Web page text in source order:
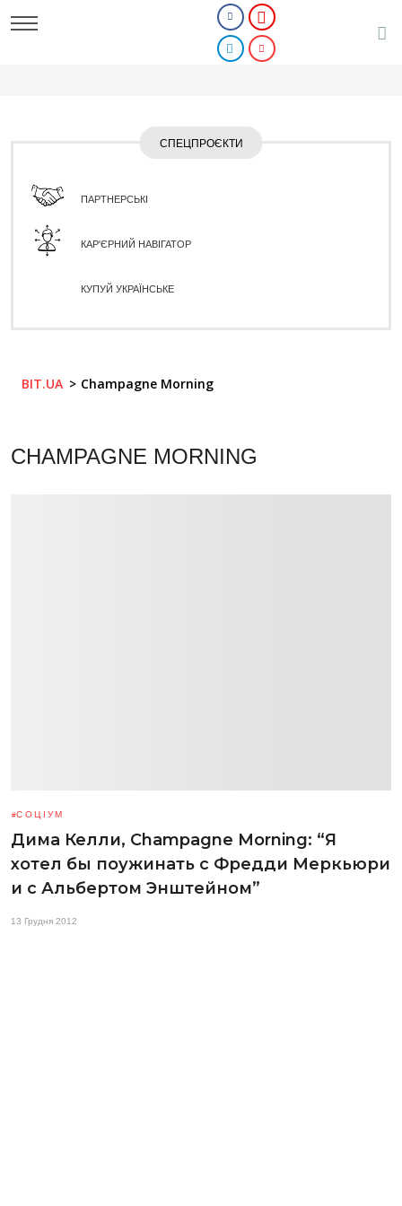
СПЕЦПРОЄКТИ
ПАРТНЕРСЬКІ
КАР'ЄРНИЙ НАВІГАТОР
КУПУЙ УКРАЇНСЬКЕ
BIT.UA Champagne Morning
CHAMPAGNE MORNING
СОЦІУМ
Дима Келли, Champagne Morning: “Я
хотел бы поужинать с Фредди Меркьюри
и с Альбертом Энштейном”
13 Грудня 2012